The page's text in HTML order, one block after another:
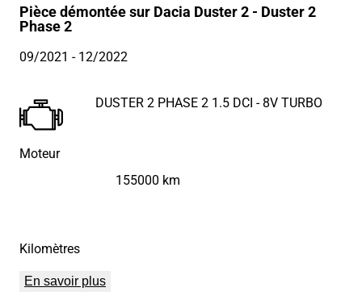
Pièce démontée sur Dacia Duster 2 - Duster 2
Phase 2
09/2021 - 12/2022
Moteur
DUSTER 2 PHASE 2 1.5 DCI - 8V TURBO
Kilomètres
155000 km
En savoir plus